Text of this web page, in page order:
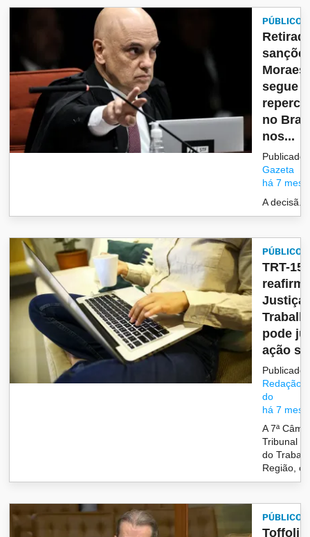
PÚBLICO
Moraes
segue
no
nos...
Publicado
Gazeta
há 7
A decisã...
PÚBLICO
TRT-15
Justiça
pode
ação
Publicado
Redação/
do
há 7
A 7ª
Tribunal
do
Região,
PÚBLICO
Toffoli